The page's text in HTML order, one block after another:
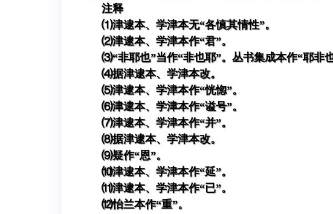
注释
⑴津逮本、学津本无“各慎其情性”。
⑵津逮本、学津本作“君”。
⑶“非耶也”当作“非也耶”。丛书集成本作“耶非也
⑷据津逮本、学津本改。
⑸津逮本、学津本作“恍惚”。
⑹津逮本、学津本作“谥号”。
⑺津逮本、学津本作“并”。
⑻据津逮本、学津本改。
⑼疑作“恩”。
⑽津逮本、学津本作“延”。
⑾津逮本、学津本作“已”。
⑿怡兰本作“重”。